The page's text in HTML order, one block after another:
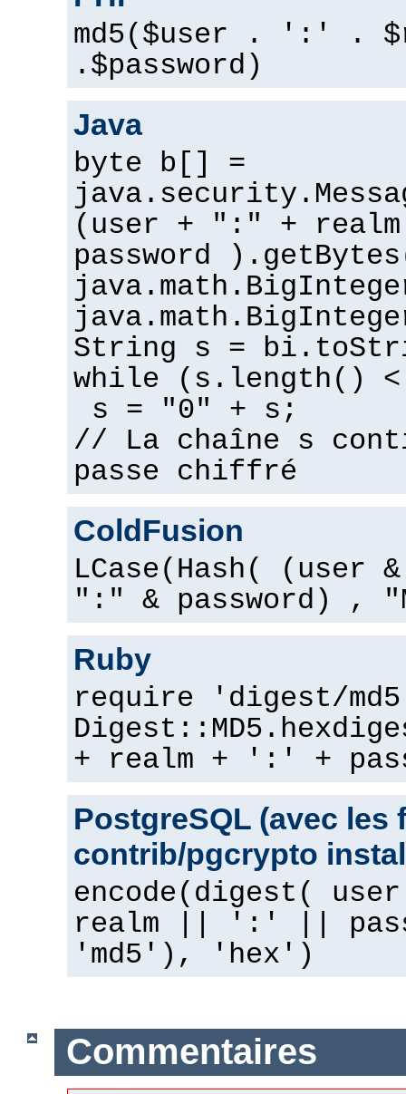
md5($user . ':' .
.$password)
Java
byte b[] =
(user + ":" +
password
String s =
while (s.length()
s = "0" + s;
// La chaîne s
passe chiffré
ColdFusion
LCase(Hash( (user
":" & password) ,
Ruby
require 'digest/
+ realm + ':' +
PostgreSQL (avec les
contrib/pgcrypto
encode(digest(
realm || ':' ||
'md5'), 'hex')
Commentaires